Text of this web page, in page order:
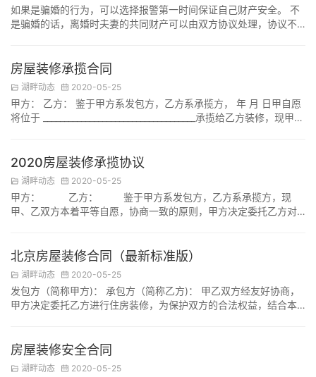
如果是骗婚的行为，可以选择报警第一时间保证自己财产安全。 不
是骗婚的话，离婚时夫妻的共同财产可以由双方协议处理，协议不
要和财产的来源等情况，具体处理时也可以有所差别，属于个人专
用的物品，一般归个人所有。因对方骗婚的行为导致自身权益受损
的话，可否要求多分或者不分， 《中华人民共和国民法…
房屋装修承揽合同
湖畔动态 2020-05-25
甲方： 乙方： 鉴于甲方系发包方，乙方系承揽方， 年 月 日甲自愿
将位于 ____________________________________承揽给乙方装修，现甲、
____________________________________。 工程建筑面积：
___________________…
2020房屋装修承揽协议
湖畔动态 2020-05-25
甲方： 乙方： 鉴于甲方系发包方，乙方系承揽方，现
甲、乙双方本着平等自愿，协商一致的原则，甲方决定委托乙方对
北京房屋装修合同（最新标准版）
湖畔动态 2020-05-25
发包方（简称甲方)： 承包方（简称乙方)： 甲乙双方经友好协商，
甲方决定委托乙方进行住房装修，为保护双方的合法权益，结合本
3、装饰施工内容：详见附件一《装饰施工内容表》。 4、承包方
式：（包工包料、清包工、部分承包)。 5、工期：自年月日开工，
房屋装修安全合同
湖畔动态 2020-05-25